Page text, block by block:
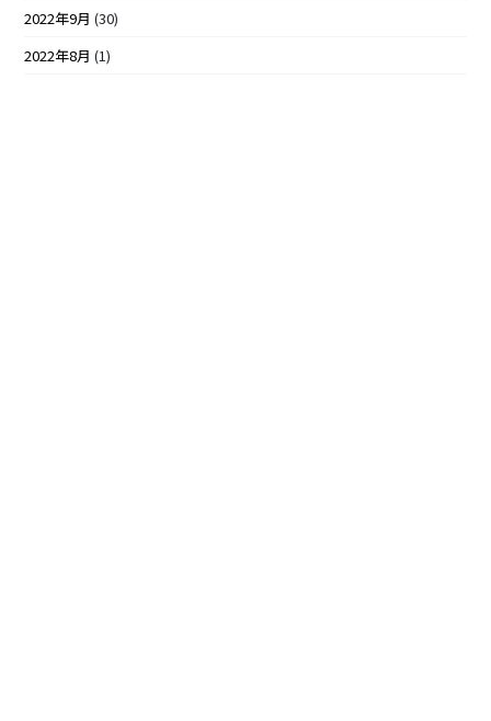
2022年9月 (30)
2022年8月 (1)